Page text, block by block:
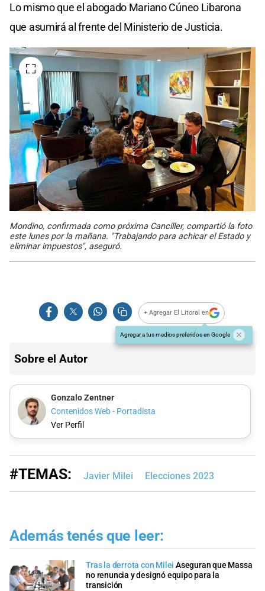
Lo mismo que el abogado Mariano Cúneo Libarona
que asumirá al frente del Ministerio de Justicia.
Mondino, confirmada como próxima Canciller, compartió la foto
este lunes por la mañana. "Trabajando para achicar el Estado y
eliminar impuestos", aseguró.
+ Agregar El Litoral en
Agregar a tus medios preferidos en Google
Sobre el Autor
Gonzalo Zentner
Contenidos Web - Portadista
Ver Perfil
#TEMAS: Javier Milei Elecciones 2023
Además tenés que leer:
Tras la derrota con Milei Aseguran que Massa
no renuncia y designó equipo para la
transición